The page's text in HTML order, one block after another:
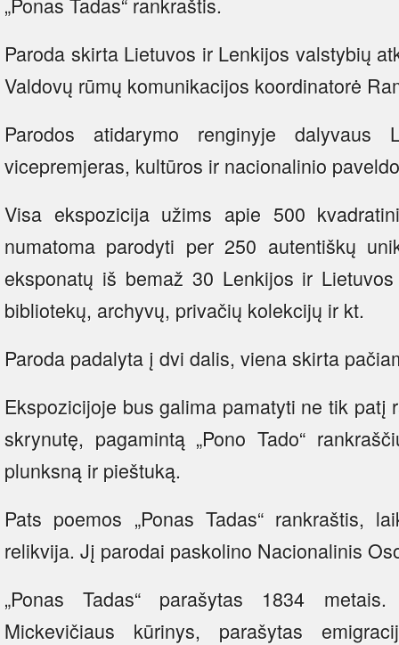
Paroda skirta Lietuvos ir Lenkijos valstybių
Valdovų rūmų komunikacijos koordinatorė
Parodos atidarymo renginyje dalyvaus
vicepremjeras, kultūros ir nacionalinio
Visa ekspozicija užims apie 500
numatoma parodyti per 250 autentiškų
eksponatų iš bemaž 30 Lenkijos ir
bibliotekų, archyvų, privačių kolekcijų ir kt.
Paroda padalyta į dvi dalis, viena skirta
Ekspozicijoje bus galima pamatyti ne tik patį
skrynutę, pagamintą „Pono Tado“
plunksną ir pieštuką.
Pats poemos „Ponas Tadas“ rankraštis,
relikvija. Jį parodai paskolino Nacionalinis
„Ponas Tadas“ parašytas 1834
Mickevičiaus kūrinys, parašytas